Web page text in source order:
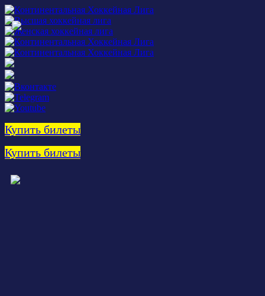
Купить билеты
Купить билеты